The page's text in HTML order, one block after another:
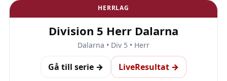
HERRLAG
Division 5 Herr Dalarna
Dalarna • Div 5 • Herr
Gå till serie → LiveResultat →